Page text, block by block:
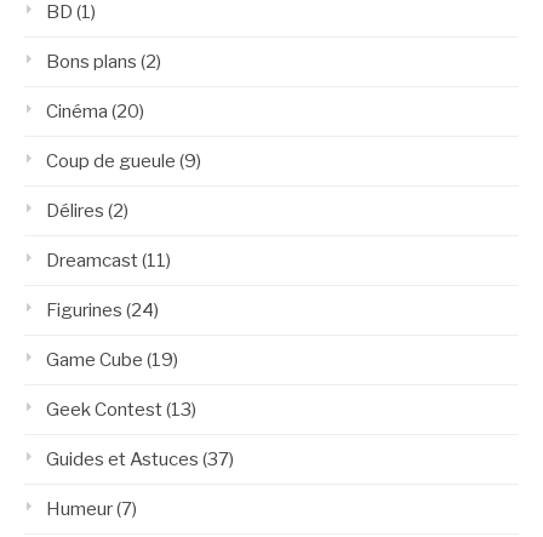
BD (1)
Bons plans (2)
Cinéma (20)
Coup de gueule (9)
Délires (2)
Dreamcast(11)
Figurines (24)
Game Cube (19)
Geek Contest(13)
Guides et Astuces (37)
Humeur(7)